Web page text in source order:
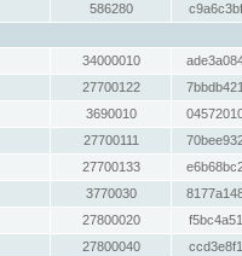
586280
34000010
27700122
3690010
27700111
27700133
3770030
27800020
27800040